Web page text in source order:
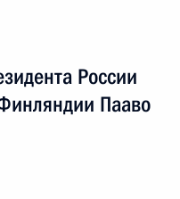
России
Пааво